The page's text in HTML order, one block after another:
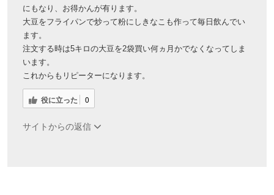
にもなり、お得かんが有ります。
大豆をフライパンで炒って粉にしきなこも作って毎日飲んでい
ます。
注文する時は5キロの大豆を2袋買い何ヵ月かでなくなってしま
います。
これからもリピーターになります。
役に立った 0
サイトからの返信